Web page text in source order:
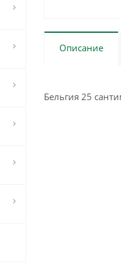
Описание
Бельгия 25